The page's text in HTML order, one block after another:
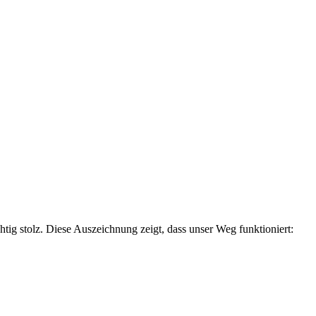
stolz. Diese Auszeichnung zeigt, dass unser Weg funktioniert: